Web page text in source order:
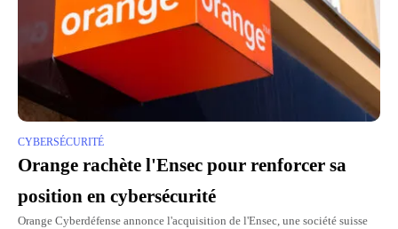
CYBERSÉCURITÉ
Orange rachète l'Ensec pour renforcer sa
position en cybersécurité
Orange Cyberdéfense annonce l'acquisition de l'Ensec, une société suisse